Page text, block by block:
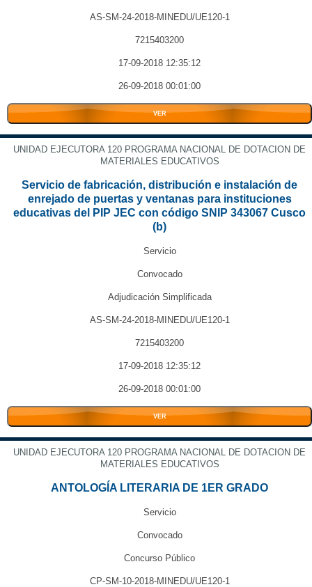
AS-SM-24-2018-MINEDU/UE120-1
7215403200
17-09-2018 12:35:12
26-09-2018 00:01:00
VER
UNIDAD EJECUTORA 120 PROGRAMA NACIONAL DE DOTACION DE
MATERIALES EDUCATIVOS
Servicio de fabricación, distribución e instalación de
enrejado de puertas y ventanas para instituciones
educativas del PIP JEC con código SNIP 343067 Cusco
(b)
Servicio
Convocado
Adjudicación Simplificada
AS-SM-24-2018-MINEDU/UE120-1
7215403200
17-09-2018 12:35:12
26-09-2018 00:01:00
VER
UNIDAD EJECUTORA 120 PROGRAMA NACIONAL DE DOTACION DE
MATERIALES EDUCATIVOS
ANTOLOGÍA LITERARIA DE 1ER GRADO
Servicio
Convocado
Concurso Público
CP-SM-10-2018-MINEDU/UE120-1